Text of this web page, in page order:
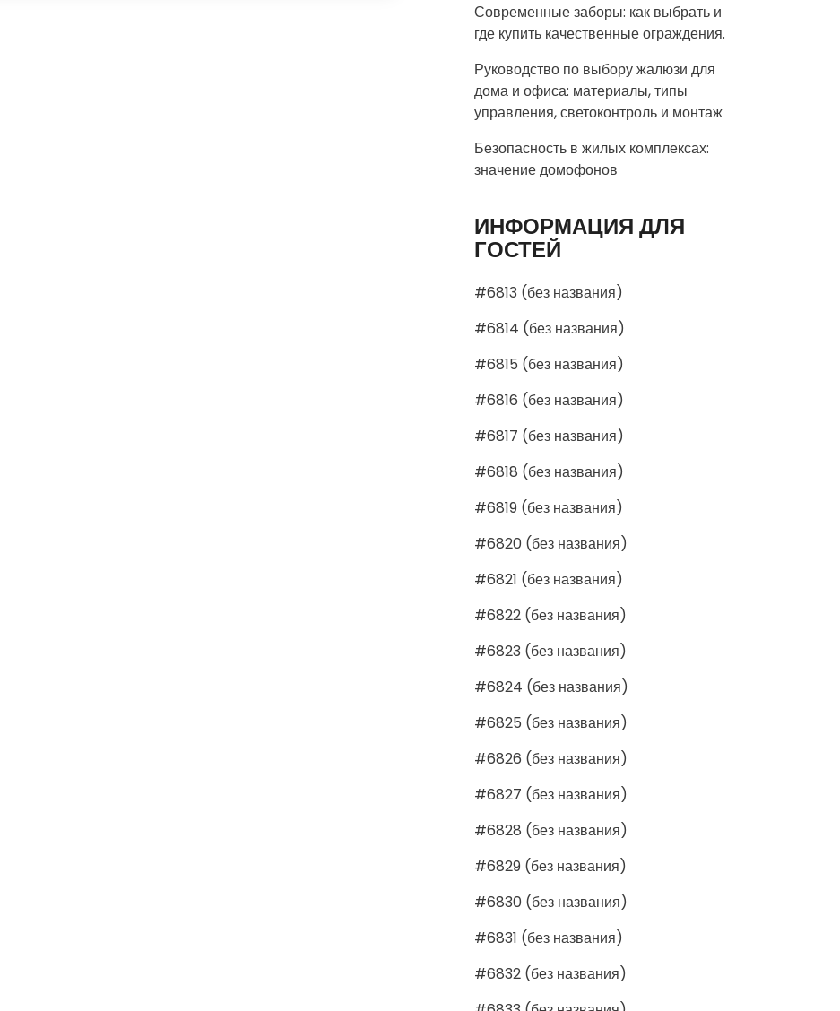
Современные заборы: как выбрать и
где купить качественные ограждения.
Руководство по выбору жалюзи для
дома и офиса: материалы, типы
управления, светоконтроль и монтаж
Безопасность в жилых комплексах:
значение домофонов
ИНФОРМАЦИЯ ДЛЯ
ГОСТЕЙ
#6813 (без названия)
#6814 (без названия)
#6815 (без названия)
#6816 (без названия)
#6817 (без названия)
#6818 (без названия)
#6819 (без названия)
#6820 (без названия)
#6821 (без названия)
#6822 (без названия)
#6823 (без названия)
#6824 (без названия)
#6825 (без названия)
#6826 (без названия)
#6827 (без названия)
#6828 (без названия)
#6829 (без названия)
#6830 (без названия)
#6831 (без названия)
#6832 (без названия)